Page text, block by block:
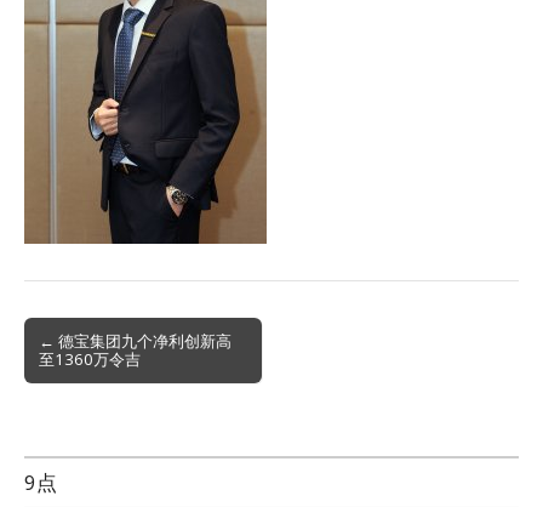
Post
navigation
← 德宝集团九个净利创新高
至1360万令吉
9点